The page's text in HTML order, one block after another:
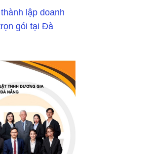
lập doanh
gói tại Đà